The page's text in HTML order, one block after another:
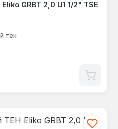
GRBT 2,0 U1 1/2" TSE
тен